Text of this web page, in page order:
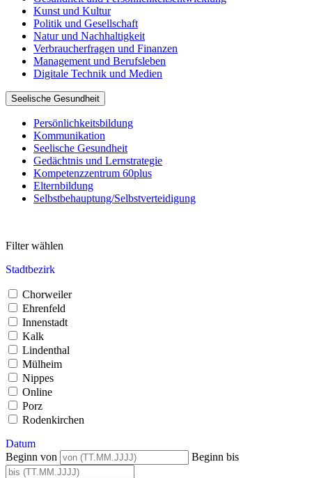
Kunst und Kultur
Politik und Gesellschaft
Natur und Nachhaltigkeit
Verbraucherfragen und Finanzen
Management und Berufsleben
Digitale Technik und Medien
Seelische Gesundheit
Persönlichkeitsbildung
Kommunikation
Seelische Gesundheit
Gedächtnis und Lernstrategie
Kompetenzzentrum 60plus
Elternbildung
Selbstbehauptung/Selbstverteidigung
Filter wählen
Stadtbezirk
Chorweiler
Ehrenfeld
Innenstadt
Kalk
Lindenthal
Mülheim
Nippes
Online
Porz
Rodenkirchen
Datum
Beginn von
Beginn bis